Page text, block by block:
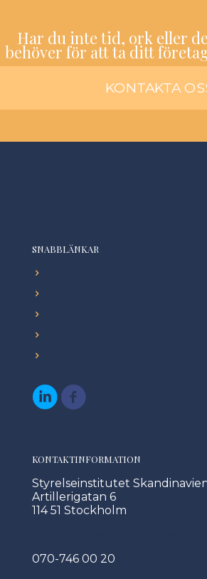
Har du inte tid, ork eller
behöver för att ta ditt
KONTAKTA
SNABBLÄNKAR
KONTAKTINFORMATION
Styrelseinstitutet
Artillerigatan 6
114 51 Stockholm
070-746 00 20